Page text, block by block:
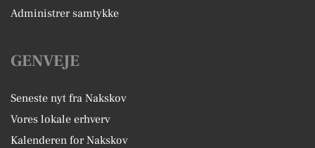
Administrer samtykke
GENVEJE
Seneste nyt fra Nakskov
Vores lokale erhverv
Kalenderen for Nakskov